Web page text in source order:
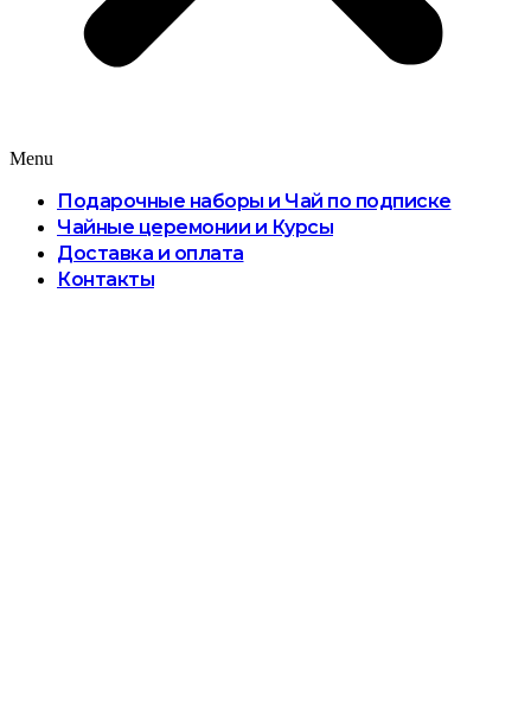
Menu
Подарочные наборы и Чай по подписке
Чайные церемонии и Курсы
Доставка и оплата
Контакты